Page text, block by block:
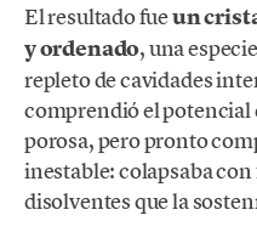
El resultado fueun
y ordenado, una
repleto de cavidades
comprendió el potencial
porosa, pero pronto
inestable: colapsaba
disolventes que la